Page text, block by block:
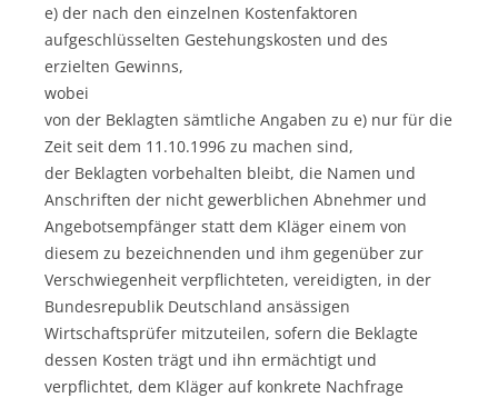
e) der nach den einzelnen Kostenfaktoren
aufgeschlüsselten Gestehungskosten und des
erzielten Gewinns,
wobei
von der Beklagten sämtliche Angaben zu e) nur für die
Zeit seit dem 11.10.1996 zu machen sind,
der Beklagten vorbehalten bleibt, die Namen und
Anschriften der nicht gewerblichen Abnehmer und
Angebotsempfänger statt dem Kläger einem von
diesem zu bezeichnenden und ihm gegenüber zur
Verschwiegenheit verpflichteten, vereidigten, in der
Bundesrepublik Deutschland ansässigen
Wirtschaftsprüfer mitzuteilen, sofern die Beklagte
dessen Kosten trägt und ihn ermächtigt und
verpflichtet, dem Kläger auf konkrete Nachfrage